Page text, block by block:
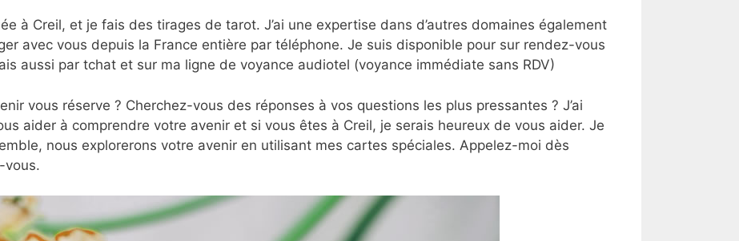
à Creil, et je fais des tirages de tarot. J’ai une expertise dans d’autres domaines également
avec vous depuis la France entière par téléphone. Je suis disponible pour sur rendez-vous
aussi par tchat et sur ma ligne de voyance audiotel (voyance immédiate sans RDV)
vous réserve ? Cherchez-vous des réponses à vos questions les plus pressantes ? J’ai
aider à comprendre votre avenir et si vous êtes à Creil, je serais heureux de vous aider. Je
nous explorerons votre avenir en utilisant mes cartes spéciales. Appelez-moi dès
vous.